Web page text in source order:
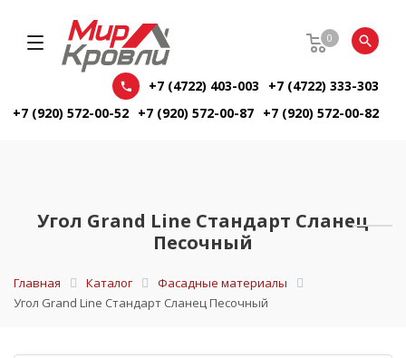
0
+7 (4722) 403-003
+7 (4722) 333-303
+7 (920) 572-00-52 +7 (920) 572-00-87 +7 (920) 572-00-82
Угол Grand Line Стандарт Сланец
Песочный
Главная Каталог
Фасадные материалы
Угол Grand Line Стандарт Сланец Песочный